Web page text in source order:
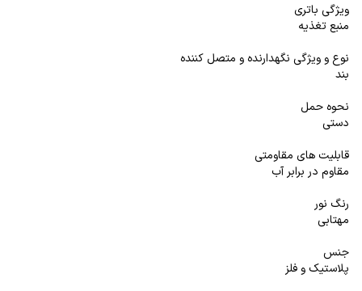
ویژگی باتری
منبع تغذیه
نوع و ویژگی نگهدارنده و متصل کننده
بند
نحوه حمل
دستی
قابلیت های مقاومتی
مقاوم در برابر آب
رنگ نور
مهتابی
جنس
پلاستیک و فلز